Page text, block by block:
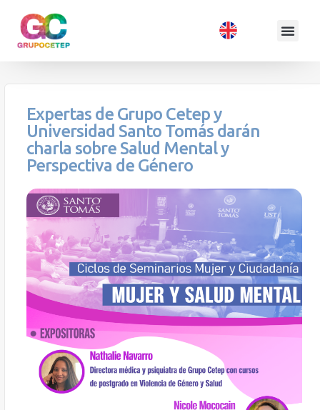
Expertas de Grupo Cetep y
Universidad Santo Tomás darán
charla sobre Salud Mental y
Perspectiva de Género